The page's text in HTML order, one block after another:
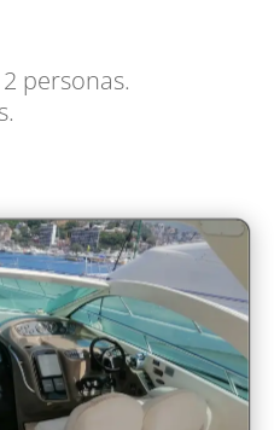
personas.